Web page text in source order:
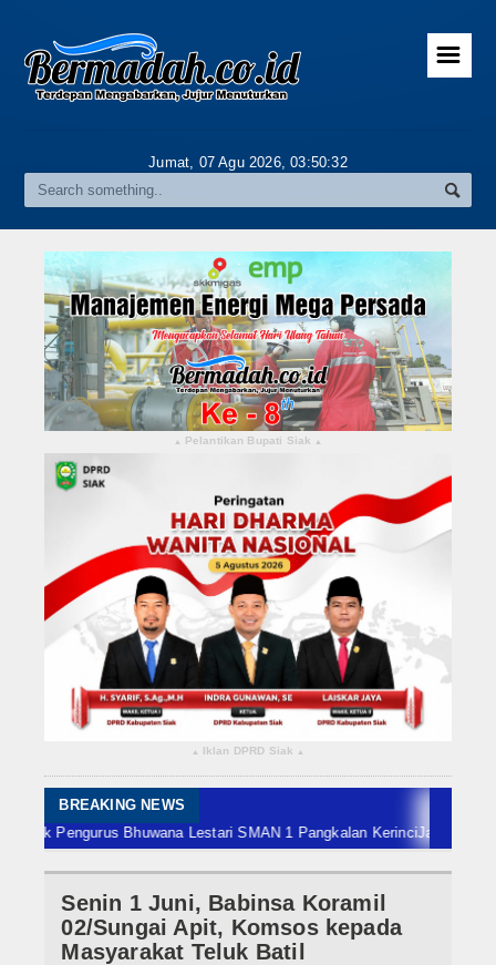
Home
Gallery
Riau
Daerah
Pekanbaru
Pelalawan
Kampar
Rokan Hulu
Bengkalis
Meranti
Indragiri Hulu
Kuansing
Siak
Nasional
Internasional
☰
Jumat, 07 Agu 2026,03:50:32
▴ Pelantikan Bupati Siak ▴
▴ Iklan DPRD Siak ▴
BREAKING NEWS
Pengurus Bhuwana Lestari SMAN 1 Pangkalan Kerinci Jadi Finalis
Senin 1 Juni, Babinsa Koramil
02/Sungai Apit, Komsos kepada
Masyarakat Teluk Batil